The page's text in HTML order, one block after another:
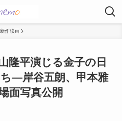
新作映画
隆平演じる金子の日
―岸谷五朗、甲本雅
面写真公開